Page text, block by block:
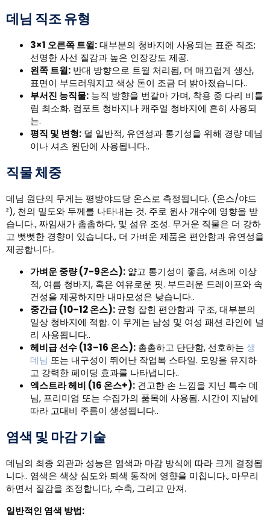
데님 직조 유형
3×1 오른쪽 트윌:대부분의 청바지에 사용되는 표준 직조;
선명한 사선 질감과 높은 인장강도 제공.
왼쪽 트윌: 반대 방향으로 트윌 처리됨, 더 매끄럽게 생산,
표면이 부드러워지고 색상 톤이 조금 더 밝아졌습니다..
부서진 능직물: 능직 방향을 번갈아 가며, 착용 중 다리 비틀
림 최소화. 컴포트 청바지나 캐주얼 청바지에 흔히 사용되
는.
평직 및 변형: 덜 일반적, 유연성과 통기성을 위해 경량 데님
이나 셔츠 원단에 사용됩니다..
직물 체중
데님 원단의 무게는 평방야드당 온스로 측정됩니다. (온스/야드
²), 천의 밀도와 두께를 나타내는 것. 주로 원사 개수에 영향을 받
습니다., 짜임새가 촘촘하다, 및 섬유 조성. 무거운 직물은 더 강하
고 뻣뻣한 경향이 있습니다., 더 가벼운 제품은 편안함과 유연성을
제공합니다..
가벼운 중량 (7-9온스): 얇고 통기성이 좋음, 셔츠에 이상
적, 여름 청바지, 혹은 여유로운 핏. 부드러운 드레이프와 속
건성을 제공하지만 내마모성은 낮습니다..
중간급 (10–12 온스): 균형 잡힌 편안함과 구조, 대부분의
일상 청바지에 적합. 이 무게는 남성 및 여성 패션 라인에 널
리 사용됩니다..
헤비급 선수 (13–16 온스): 촘촘하고 단단함, 선호하는 생
데님 또는 내구성이 뛰어난 작업복 스타일. 모양을 유지하
고 강력한 페이딩 효과를 나타냅니다..
엑스트라 헤비 (16 온스+): 견고한 손 느낌을 지닌 특수 데
님, 프리미엄 또는 수집가의 품목에 사용됨. 시간이 지남에
따라 고대비 주름이 생성됩니다..
염색 및 마감 기술
데님의 최종 외관과 성능은 염색과 마감 방식에 따라 크게 결정됩
니다.. 염색은 색상 심도와 퇴색 동작에 영향을 미칩니다., 마무리
하면서 질감을 조정합니다, 수축, 그리고 만져.
일반적인 염색 방법: